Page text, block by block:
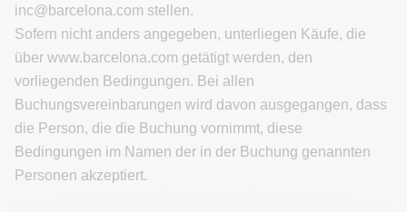
inc@barcelona.com stellen.
Sofern nicht anders angegeben, unterliegen Käufe, die
über www.barcelona.com getätigt werden, den
vorliegenden Bedingungen. Bei allen
Buchungsvereinbarungen wird davon ausgegangen, dass
die Person, die die Buchung vornimmt, diese
Bedingungen im Namen der in der Buchung genannten
Personen akzeptiert.